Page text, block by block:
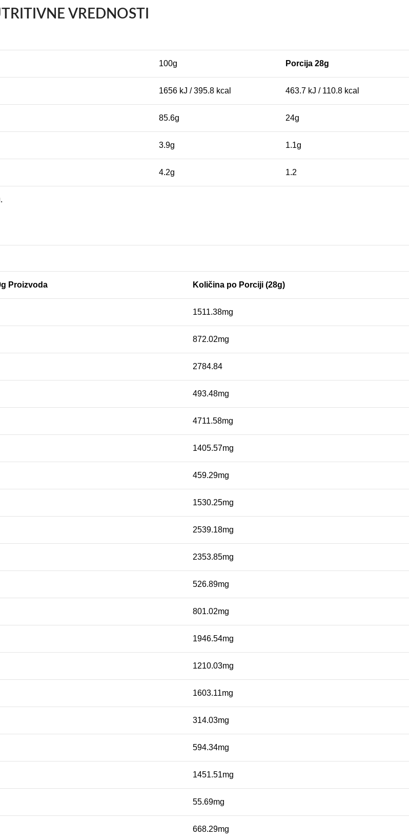
VREDNOSTI
100g Porcija 28g
1656 kJ / 395.8 kcal 463.7 kJ / 110.8 kcal
85.6g 24g
3.9g 1.1g
4.2g 1.2
Proizvoda Količina po Porciji (28g)
1511.38mg
872.02mg
2784.84
493.48mg
4711.58mg
1405.57mg
459.29mg
1530.25mg
2539.18mg
2353.85mg
526.89mg
801.02mg
1946.54mg
1210.03mg
1603.11mg
314.03mg
594.34mg
1451.51mg
55.69mg
668.29mg